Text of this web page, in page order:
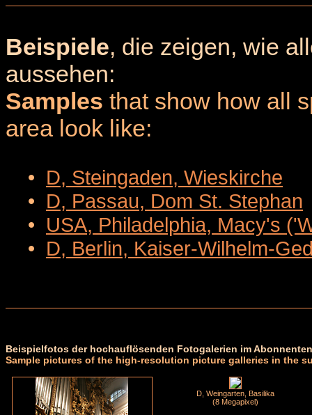
Beispiele, die zeigen, wie
aussehen:
Samples that show how all
area look like:
• D, Steingaden, Wieskirche
• D, Passau, Dom St. Stephan
• USA, Philadelphia, Macy's
• D, Berlin, Kaiser-Wilhelm-
Beispielfotos der hochauflösenden Fotogalerien im
Sample pictures of the high-resolution picture galleries in the
D, Weingarten, Basilika
(8 Megapixel)